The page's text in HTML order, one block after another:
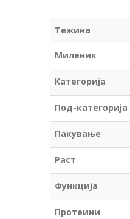
Тежина
Миленик
Категорија
Под-категорија
Пакување
Раст
Функција
Протеини